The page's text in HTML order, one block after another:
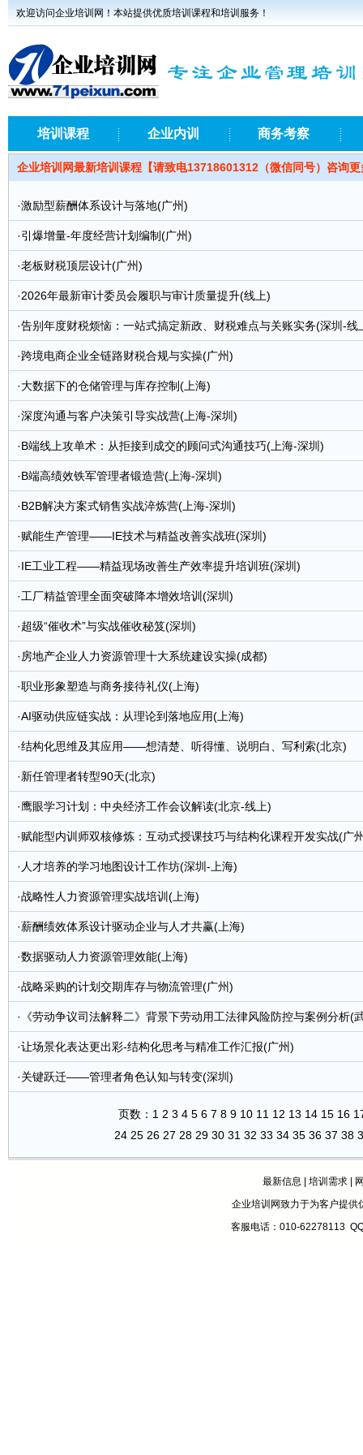
欢迎访问企业培训网！本站提供优质培训课程和培训服务！
培训课程 企业内训 商务考察
企业培训网最新培训课程【请致电13718601312（微信同号）咨询
·激励型薪酬体系设计与落地(广州)
·引爆增量-年度经营计划编制(广州)
·老板财税顶层设计(广州)
·2026年最新审计委员会履职与审计质量提升(线上)
·告别年度财税烦恼：一站式搞定新政、财税难点与关账实务(深圳-线
·跨境电商企业全链路财税合规与实操(广州)
·大数据下的仓储管理与库存控制(上海)
·深度沟通与客户决策引导实战营(上海-深圳)
·B端线上攻单术：从拒接到成交的顾问式沟通技巧(上海-深圳)
·B端高绩效铁军管理者锻造营(上海-深圳)
·B2B解决方案式销售实战淬炼营(上海-深圳)
·赋能生产管理——IE技术与精益改善实战班(深圳)
·IE工业工程——精益现场改善生产效率提升培训班(深圳)
·工厂精益管理全面突破降本增效培训(深圳)
·超级“催收术”与实战催收秘笈(深圳)
· 房地产企业人力资源管理十大系统建设实操(成都)
·职业形象塑造与商务接待礼仪(上海)
·AI驱动供应链实战：从理论到落地应用(上海)
·结构化思维及其应用——想清楚、听得懂、说明白、写利索(北京)
·新任管理者转型90天(北京)
·鹰眼学习计划：中央经济工作会议解读(北京-线上)
·赋能型内训师双核修炼：互动式授课技巧与结构化课程开发实战(广
· 人才培养的学习地图设计工作坊(深圳-上海)
·战略性人力资源管理实战培训(上海)
·薪酬绩效体系设计驱动企业与人才共赢(上海)
·数据驱动人力资源管理效能(上海)
·战略采购的计划交期库存与物流管理(广州)
· 《劳动争议司法解释二》背景下劳动用工法律风险防控与案例分析(
·让场景化表达更出彩-结构化思考与精准工作汇报(广州)
·关键跃迁——管理者角色认知与转变(深圳)
页数： 1 2 3 4 5 6 7 8 9 10 11 12 13 14 15 16
24 25 26 27 28 29 30 31 32 33 34 35 36 37 38
最新信息 培训需求|
企业培训网致力于为客户提供
客服电话：010-62278113